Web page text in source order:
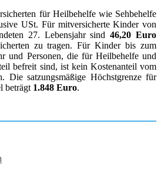
für Heilbehelfe wie Sehbehelfe
USt. Für mitversicherte Kinder von
27. Lebensjahr sind46,20 Euro
zu tragen. Für Kinder bis zum
und Personen, die für Heilbehelfe und
befreit sind, ist kein Kostenanteil vom
Die satzungsmäßige Höchstgrenze für
beträgt 1.848 Euro.